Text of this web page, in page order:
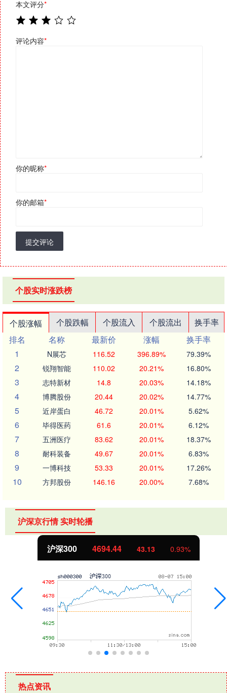
本文评分*
评论内容*
你的昵称*
你的邮箱*
提交评论
个股实时涨跌榜
个股涨幅 个股跌幅 个股流入 个股流出
换手率
排名
名称 最新价 涨幅
换手率
1
N展芯 116.52 396.89% 79.39%
2 锐翔智能 110.02 20.21% 16.80%
3 志特新材 14.8 20.03% 14.18%
4 博腾股份 20.44 20.02% 14.77%
5 近岸蛋白 46.72 20.01% 5.62%
6 毕得医药 61.6 20.01% 6.12%
7 五洲医疗 83.62 20.01% 18.37%
8 耐科装备 49.67 20.01% 6.83%
9 一博科技 53.33 20.01% 17.26%
10 方邦股份 146.16 20.00% 7.68%
沪深京行情 实时轮播
0.93% 北证50 1134.24
热点资讯